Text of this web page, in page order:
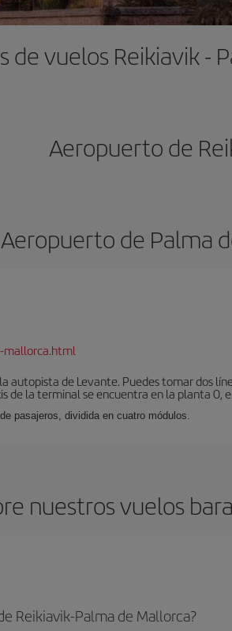
de vuelos Reikiavik -
Aeropuerto de
Aeropuerto de Palma
autopista de Levante. Puedes tomar dos
de la terminal se encuentra en la planta 0,
pasajeros, dividida en cuatro módulos.
nuestros vuelos
Reikiavik-Palma de Mallorca?